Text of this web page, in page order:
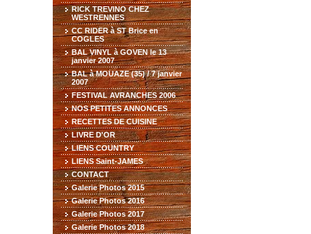
RICK TREVINO CHEZ
WESTRENNES
CC RIDER à ST Brice en
COGLES
BAL VINYL à GOVEN le 13
janvier 2007
BAL à MOUAZE (35) / 7 janvier
2007
FESTIVAL AVRANCHES 2006
NOS PETITES ANNONCES
RECETTES DE CUISINE
LIVRE D'OR
LIENS COUNTRY
LIENS Saint-JAMES
CONTACT
Galerie Photos 2015
Galerie Photos 2016
Galerie Photos 2017
Galerie Photos 2018